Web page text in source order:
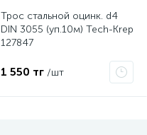
Трос стальной оцинк. d4
DIN 3055 (уп.10м) Tech-Krep
127847
1 550 тг /шт